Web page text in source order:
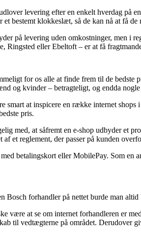
levering efter en enkelt hverdag på
et bestemt klokkeslæt, så de kan nå at få
på levering uden omkostninger, men i
Ringsted eller Ebeltoft – er at få
for os alle at finde frem til de bedste
og kvinder – betragteligt, og endda
smart at inspicere en række internet
pris.
med, at såfremt en e-shop udbyder et
et reglement, der passer på kunden
betalingskort eller MobilePay. Som en
Bosch forhandler på nettet burde man
være at se om internet forhandleren er
til vedtægterne på området. Derudover